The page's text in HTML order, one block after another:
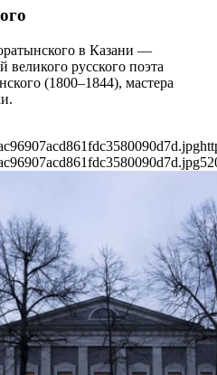
в Казани —
русского поэта
(1800–1844), мастера